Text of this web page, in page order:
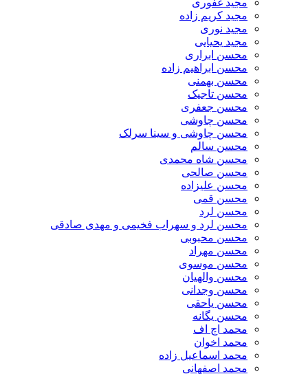
مجید غفوری
مجید کریم زاده
مجید نوری
مجید یحیایی
محسن ابراری
محسن ابراهیم زاده
محسن بهمنی
محسن تاجیک
محسن جعفری
محسن چاوشی
محسن چاوشی و سینا سرلک
محسن سالم
محسن شاه محمدی
محسن صالحی
محسن علیزاده
محسن قمی
محسن لرد
محسن لرد و سهراب فخیمی و مهدی صادقی
محسن محبوبی
محسن مهراد
محسن موسوی
محسن والهیان
محسن وجدانی
محسن یاحقی
محسن یگانه
محمد اچ اف
محمد اخوان
محمد اسماعیل زاده
محمد اصفهانی